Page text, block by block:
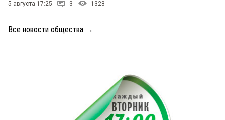
5 августа 17:25 3 1328
Все новости общества →